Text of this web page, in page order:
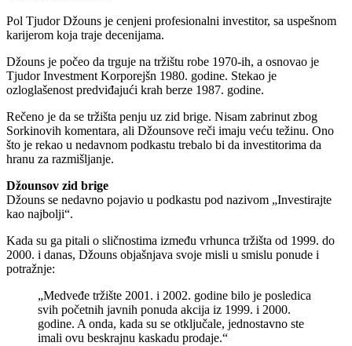
Pol Tjudor Džouns je cenjeni profesionalni investitor, sa uspešnom
karijerom koja traje decenijama.
Džouns je počeo da trguje na tržištu robe 1970-ih, a osnovao je
Tjudor Investment Korporejšn 1980. godine. Stekao je
ozloglašenost predviđajući krah berze 1987. godine.
Rečeno je da se tržišta penju uz zid brige. Nisam zabrinut zbog
Sorkinovih komentara, ali Džounsove reči imaju veću težinu. Ono
što je rekao u nedavnom podkastu trebalo bi da investitorima da
hranu za razmišljanje.
Džounsov zid brige
Džouns se nedavno pojavio u podkastu pod nazivom „Investirajte
kao najbolji“.
Kada su ga pitali o sličnostima između vrhunca tržišta od 1999. do
2000. i danas, Džouns objašnjava svoje misli u smislu ponude i
potražnje:
„Medveđe tržište 2001. i 2002. godine bilo je posledica
svih početnih javnih ponuda akcija iz 1999. i 2000.
godine. A onda, kada su se otključale, jednostavno ste
imali ovu beskrajnu kaskadu prodaje.“